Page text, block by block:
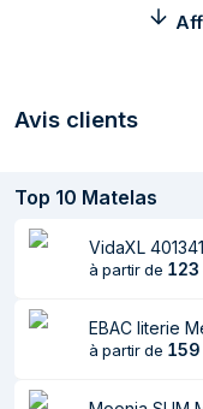
maximale de 40 °C.
Produit
Nom
Catégorie
Poids et dimensions
Largeur
Avis clients
Top 10 Matelas
VidaXL
à partir de 123
EBAC literie
à partir de 159